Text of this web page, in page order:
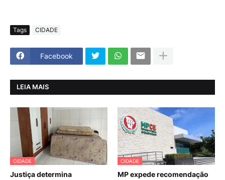
Tags CIDADE
Facebook
LEIA MAIS
CIDADE
Justiça determina
CIDADE
MP expede recomendação